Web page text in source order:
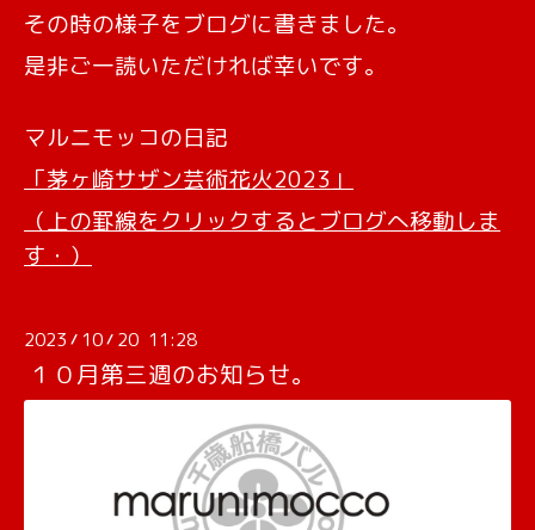
その時の様子をブログに書きました。
是非ご一読いただければ幸いです。
マルニモッコの日記
「茅ヶ崎サザン芸術花火2023」
（上の罫線をクリックするとブログへ移動しま
す・）
2023 / 10/ 20 11:28
１０月第三週のお知らせ。